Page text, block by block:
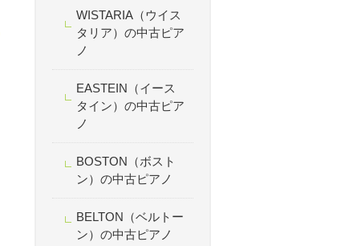
WISTARIA（ウイス
タリア）の中古ピア
ノ
EASTEIN（イース
タイン）の中古ピア
ノ
BOSTON（ボスト
ン）の中古ピアノ
BELTON（ベルトー
ン）の中古ピアノ